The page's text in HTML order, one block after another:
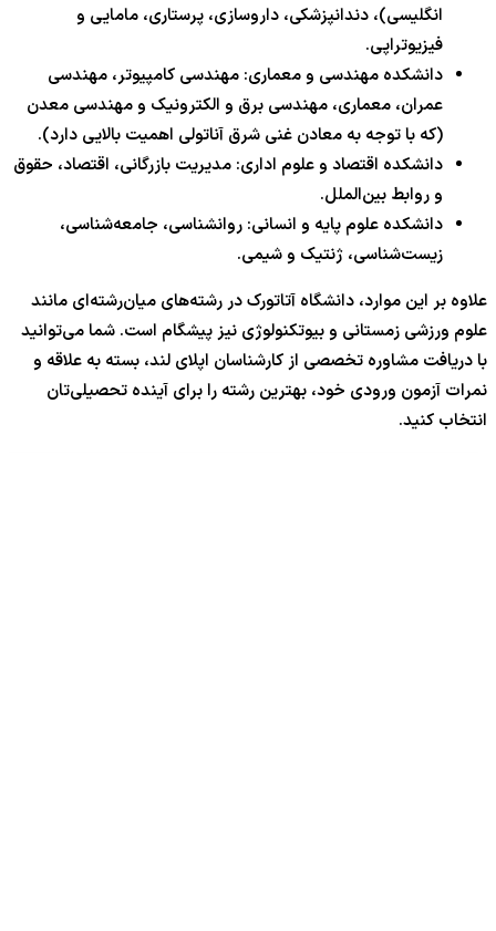
انگلیسی)، دندانپزشکی، داروسازی، پرستاری، مامایی و
فیزیوتراپی.
دانشکده مهندسی و معماری: مهندسی کامپیوتر، مهندسی
عمران، معماری، مهندسی برق و الکترونیک و مهندسی معدن
(که با توجه به معادن غنی شرق آناتولی اهمیت بالایی دارد).
دانشکده اقتصاد و علوم اداری: مدیریت بازرگانی، اقتصاد، حقوق
و روابط بین‌الملل.
دانشکده علوم پایه و انسانی: روانشناسی، جامعه‌شناسی،
زیست‌شناسی، ژنتیک و شیمی.
علاوه بر این موارد، دانشگاه آتاتورک در رشته‌های میان‌رشته‌ای مانند
علوم ورزشی زمستانی و بیوتکنولوژی نیز پیشگام است. شما می‌توانید
با دریافت مشاوره تخصصی از کارشناسان اپلای لند، بسته به علاقه و
نمرات آزمون ورودی خود، بهترین رشته را برای آینده تحصیلی‌تان
انتخاب کنید.